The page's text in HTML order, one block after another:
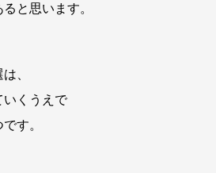
と思います。
、
いくうえで
す。